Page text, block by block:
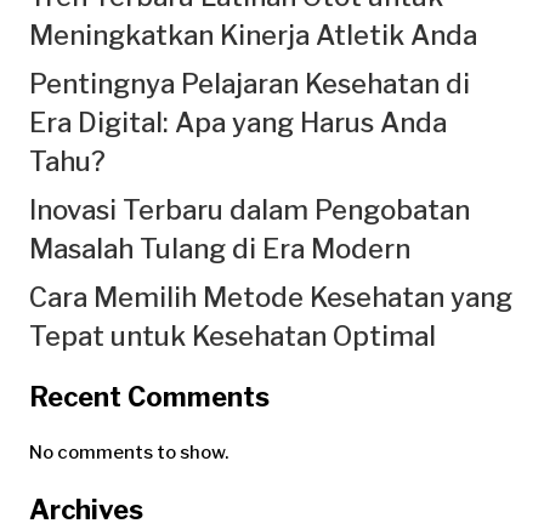
Meningkatkan Kinerja Atletik Anda
Pentingnya Pelajaran Kesehatan di
Era Digital: Apa yang Harus Anda
Tahu?
Inovasi Terbaru dalam Pengobatan
Masalah Tulang di Era Modern
Cara Memilih Metode Kesehatan yang
Tepat untuk Kesehatan Optimal
Recent Comments
No comments to show.
Archives